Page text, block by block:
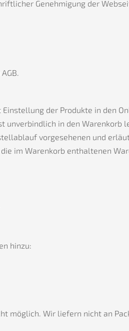
Genehmigung der
der Produkte in den
in den Warenkorb
vorgesehenen und
im Warenkorb enthaltenen
hinzu:
möglich. Wir liefern nicht an